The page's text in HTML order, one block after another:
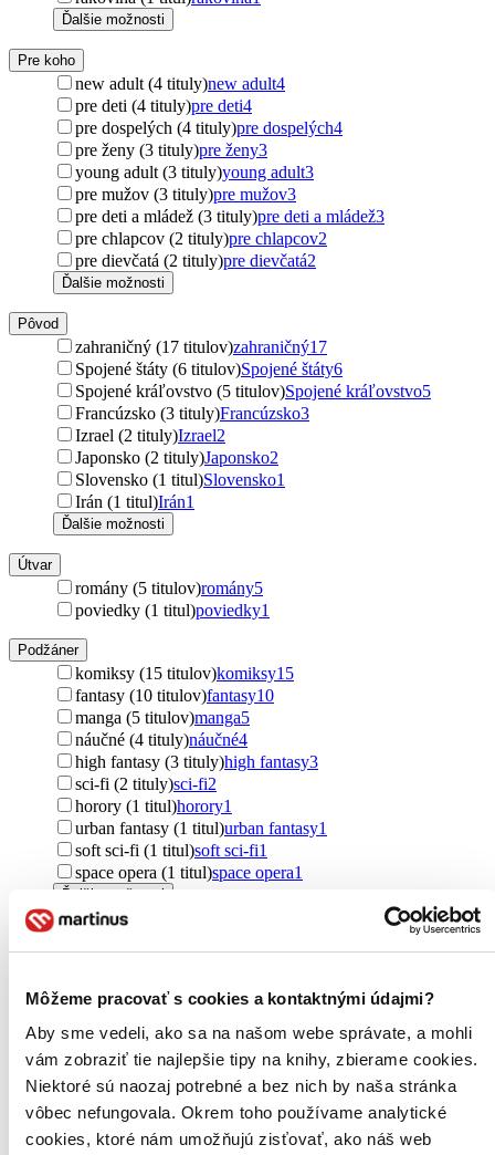
Môžeme pracovať s cookies a kontaktnými údajmi?
Aby sme vedeli, ako sa na našom webe správate, a mohli
vám zobraziť tie najlepšie tipy na knihy, zbierame cookies.
Niektoré sú naozaj potrebné a bez nich by naša stránka
vôbec nefungovala. Okrem toho používame analytické
cookies, ktoré nám umožňujú zisťovať, ako náš web
Ďalšie možnosti
Pre koho
new adult (4 tituly)new adult4
pre deti (4 tituly)pre deti4
pre dospelých (4 tituly)pre dospelých4
pre ženy (3 tituly)pre ženy3
young adult (3 tituly)young adult3
pre mužov (3 tituly)pre mužov3
pre deti a mládež (3 tituly)pre deti a mládež3
pre chlapcov (2 tituly)pre chlapcov2
pre dievčatá (2 tituly)pre dievčatá2
Ďalšie možnosti
Pôvod
zahraničný (17 titulov)zahraničný17
Spojené štáty (6 titulov)Spojené štáty6
Spojené kráľovstvo (5 titulov)Spojené kráľovstvo5
Francúzsko (3 tituly)Francúzsko3
Izrael (2 tituly)Izrael2
Japonsko (2 tituly)Japonsko2
Slovensko (1 titul)Slovensko1
Irán (1 titul)Irán1
Ďalšie možnosti
Útvar
romány (5 titulov)romány5
poviedky (1 titul)poviedky1
Podžáner
komiksy (15 titulov)komiksy15
fantasy (10 titulov)fantasy10
manga (5 titulov)manga5
náučné (4 tituly)náučné4
high fantasy (3 tituly)high fantasy3
sci-fi (2 tituly)sci-fi2
horory (1 titul)horory1
urban fantasy (1 titul)urban fantasy1
soft sci-fi (1 titul)soft sci-fi1
space opera (1 titul)space opera1
Ďalšie možnosti
Autor
Raina Telgemeier (3 tituly)Raina Telgemeier3
Terry Pratchett (2 tituly)Terry Pratchett2
Shaun Tan (2 tituly)
Shaun Tan
Mariko Tamaki (2 tituly)
Mariko Tamaki
Frank Herbert (1 titul) Frank Herbert1
Michal Hvorecký (1 titul)Michal Hvorecký1
Neil Gaiman (1 titul)Neil Gaiman1
Marjane Satrapi (1 titul)Marjane Satrapi1